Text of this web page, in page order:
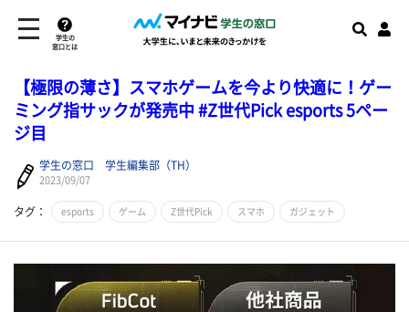
学生の
窓口とは
【極限の薄さ】スマホゲームを今より快適に！ゲー
ミング指サックが発売中 #Z世代Pick esports 5ペー
ジ目
学生の窓口 学生編集部（TH）
2023/09/07
タグ： esports ゲーム Z世代Pick スマホ ガジェット